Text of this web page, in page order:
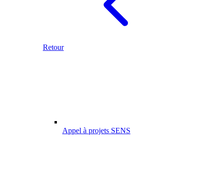
Retour
Appel à projets SENS